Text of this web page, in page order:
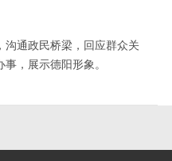
沟通政民桥梁，回应群众关
，展示德阳形象。